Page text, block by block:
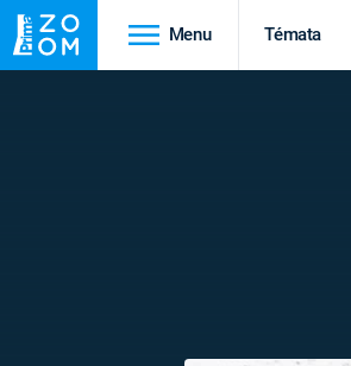
Menu Témata